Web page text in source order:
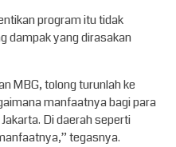
program itu tidak
dampak yang dirasakan
MBG, tolong turunlah ke
manfaatnya bagi para
Di daerah seperti
tegasnya.